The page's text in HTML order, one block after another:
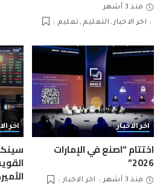
منذ 3 أشهر
اخر الاخبار
التعليم تعليم
اخر الاخبار
اختتام “اصنع في الإمارات
2026”
منذ 3 أشهر اخر الاخبار
اخر